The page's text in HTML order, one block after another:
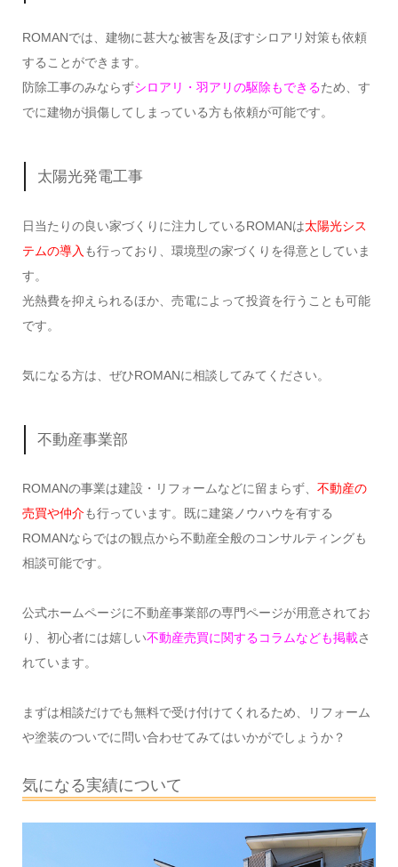
ROMANでは、建物に甚大な被害を及ぼすシロアリ対策も依頼
することができます。
防除工事のみならずシロアリ・羽アリの駆除もできるため、す
でに建物が損傷してしまっている方も依頼が可能です。
太陽光発電工事
日当たりの良い家づくりに注力しているROMANは太陽光シス
テムの導入 も行っており、環境型の家づくりを得意としていま
す。
光熱費を抑えられるほか、売電によって投資を行うことも可能
です。
気になる方は、ぜひROMANに相談してみてください。
不動産事業部
ROMANの事業は建設・リフォームなどに留まらず、 不動産の
売買や仲介も行っています。既に建築ノウハウを有する
ROMANならではの観点から不動産全般のコンサルティングも
相談可能です。
公式ホームページに不動産事業部の専門ページが用意されてお
り、初心者には嬉しい不動産売買に関するコラムなども掲載さ
れています。
まずは相談だけでも無料で受け付けてくれるため、リフォーム
や塗装のついでに問い合わせてみてはいかがでしょうか？
気になる実績について